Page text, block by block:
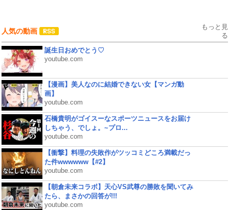
人気の動画
もっと見
る
誕生日おめでとう♡
youtube.com
【漫画】美人なのに結婚できない女【マンガ動
画】
youtube.com
石橋貴明がゴイスーなスポーツニュースをお届け
しちゃう、でしょ。~プロ...
youtube.com
【衝撃】料理の失敗作がツッコミどころ満載だっ
た件wwwwww【#2】
youtube.com
【朝倉未来コラボ】天心VS武尊の勝敗を聞いてみ
たら、まさかの回答が!!!
youtube.com